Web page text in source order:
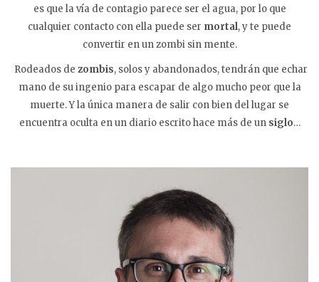
es que la vía de contagio parece ser el agua, por lo que
cualquier contacto con ella puede ser mortal, y te puede
convertir en un zombi sin mente.
Rodeados de zombis, solos y abandonados, tendrán que echar
mano de su ingenio para escapar de algo mucho peor que la
muerte. Y la única manera de salir con bien del lugar se
encuentra oculta en un diario escrito hace más de un siglo…